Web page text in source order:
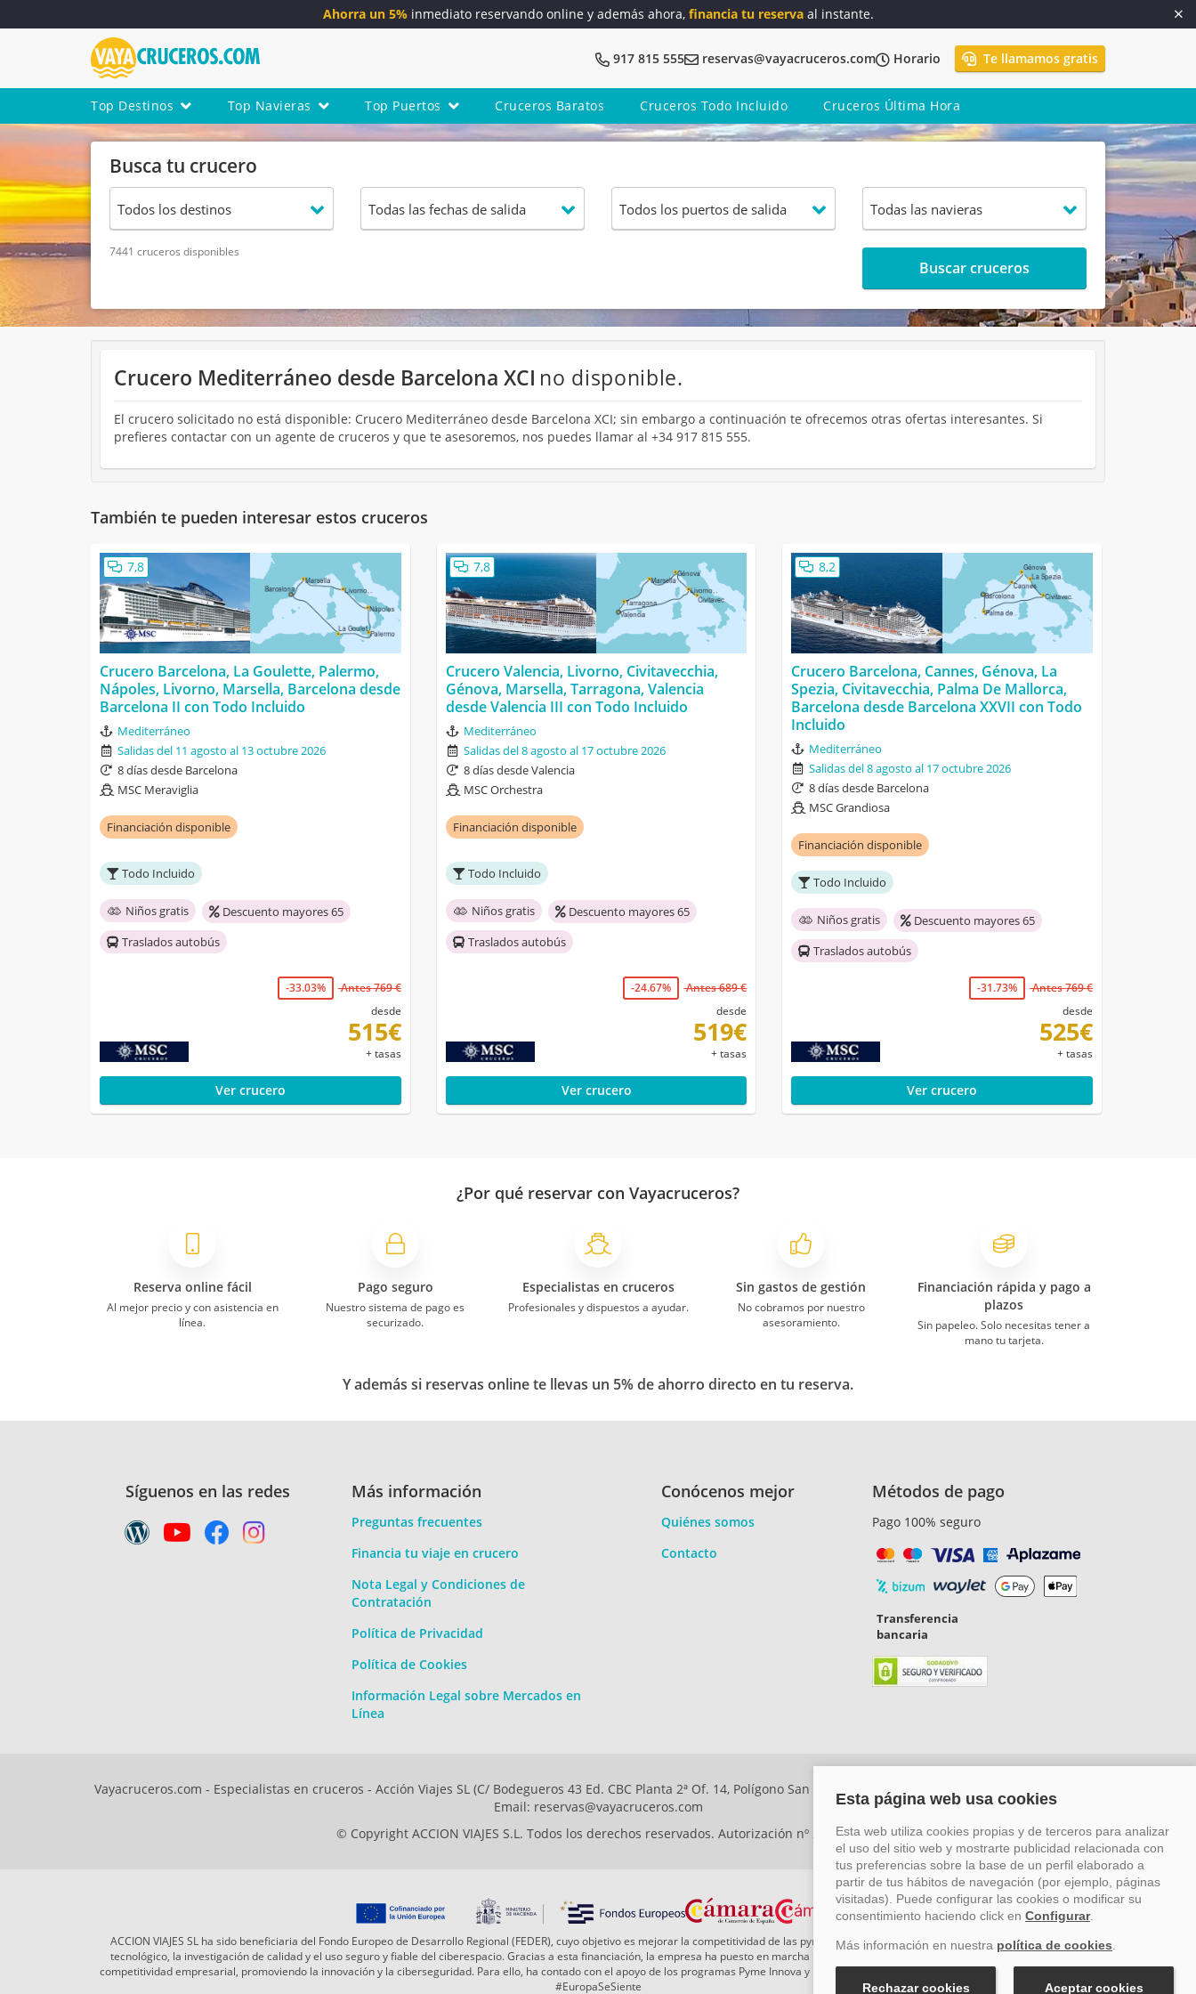
Ahorra un 5% inmediato reservando online y además ahora, financia tu reserva al instante.
917 815 555 reservas@vayacruceros.com Horario Te llamamos gratis
Top Destinos Top Navieras Top Puertos Cruceros Baratos Cruceros Todo Incluido Cruceros Última Hora
Busca tu crucero
7441 cruceros disponibles
Buscar cruceros
Crucero Mediterráneo desde Barcelona XCI no disponible.
El crucero solicitado no está disponible: Crucero Mediterráneo desde Barcelona XCI; sin embargo a continuación te ofrecemos otras ofertas interesantes. Si
prefieres contactar con un agente de cruceros y que te asesoremos, nos puedes llamar al +34 917 815 555.
También te pueden interesar estos cruceros
7,8
Crucero Barcelona, La Goulette, Palermo,
Nápoles, Livorno, Marsella, Barcelona desde
Barcelona II con Todo Incluido
Mediterráneo
Salidas del 11 agosto al 13 octubre 2026
8 días desde Barcelona
MSC Meraviglia
Financiación disponible
Todo Incluido
Niños gratis
Descuento mayores 65
Traslados autobús
-33.03%
Antes 769 €
desde
515€
+ tasas
Ver crucero
7,8
Crucero Valencia, Livorno, Civitavecchia,
Génova, Marsella, Tarragona, Valencia
desde Valencia III con Todo Incluido
Mediterráneo
Salidas del 8 agosto al 17 octubre 2026
8 días desde Valencia
MSC Orchestra
Financiación disponible
Todo Incluido
Niños gratis
Descuento mayores 65
Traslados autobús
-24.67%
Antes 689 €
desde
519€
+ tasas
Ver crucero
8,2
Crucero Barcelona, Cannes, Génova, La
Spezia, Civitavecchia, Palma De Mallorca,
Barcelona desde Barcelona XXVII con Todo
Incluido
Mediterráneo
Salidas del 8 agosto al 17 octubre 2026
8 días desde Barcelona
MSC Grandiosa
Financiación disponible
Todo Incluido
Niños gratis
Descuento mayores 65
Traslados autobús
-31.73%
Antes 769 €
desde
525€
+ tasas
Ver crucero
¿Por qué reservar con Vayacruceros?
Reserva online fácil
Al mejor precio y con asistencia en
línea.
Pago seguro
Nuestro sistema de pago es
securizado.
Especialistas en cruceros
Profesionales y dispuestos a ayudar.
Sin gastos de gestión
No cobramos por nuestro
asesoramiento.
Financiación rápida y pago a
plazos
Sin papeleo. Solo necesitas tener a
mano tu tarjeta.
Y además si reservas online te llevas un 5% de ahorro directo en tu reserva.
Síguenos en las redes Más información
Preguntas frecuentes
Financia tu viaje en crucero
Nota Legal y Condiciones de
Contratación
Política de Privacidad
Política de Cookies
Información Legal sobre Mercados en
Línea
Conócenos mejor
Quiénes somos
Contacto
Métodos de pago
Pago 100% seguro
Transferencia
bancaria
Vayacruceros.com - Especialistas en cruceros - Acción Viajes SL (C/ Bodegueros 43 Ed. CBC Planta 2ª Of. 14, Polígono San Rafael, Málaga. CP: 29006) Tel: +34 917 815 555 -
Email: reservas@vayacruceros.com
© Copyright ACCION VIAJES S.L. Todos los derechos reservados. Autorización nº 29780-2
ACCION VIAJES SL ha sido beneficiaria del Fondo Europeo de Desarrollo Regional (FEDER), cuyo objetivo es mejorar la competitividad de las pymes mediante el impulso de la innovación, el desarrollo
tecnológico, la investigación de calidad y el uso seguro y fiable del ciberespacio. Gracias a esta financiación, la empresa ha puesto en marcha un Plan de Acción durante el año 2026 para reforzar su
competitividad empresarial, promoviendo la innovación y la ciberseguridad. Para ello, ha contado con el apoyo de los programas Pyme Innova y Pyme Cibersegura de la Cámara de Comercio de Málaga.
#EuropaSeSiente